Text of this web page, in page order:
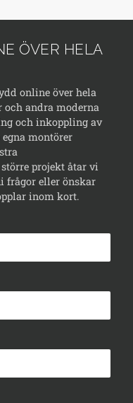
ÖVER HELA
online över hela
andra moderna
och inkoppling av
montörer
projekt åtar vi
frågor eller önskar
inom kort.